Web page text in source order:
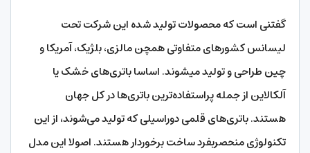
گفتنی است که محصولات تولید شده این شرکت تحت
لیسانس کشورهای متفاوتی همچن مالزی، بلژیک، آمریکا و
چین طراحی و تولید می‎شوند. اساسا باتری‌های خشک یا
آلکالاین از جمله پراستفاده‌‎ترین باتری‌ها در کل جهان
هستند. باتری‌های قلمی دوراسیلی که تولید می‌شوند، از این
تکنولوژی منحصربفرد ساخت برخوردار هستند. اصولا این مدل